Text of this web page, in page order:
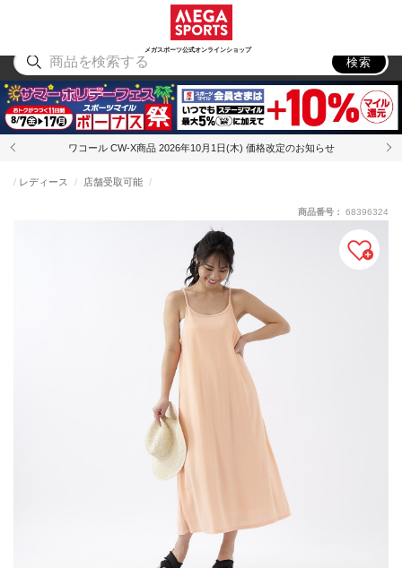
メガスポーツ公式オンラインショップ
アウトドア
検索
ワコール CW-X商品 2026年10月1日(木) 価格改定のお知らせ
レディース 店舗受取可能
商品番号： 68396324